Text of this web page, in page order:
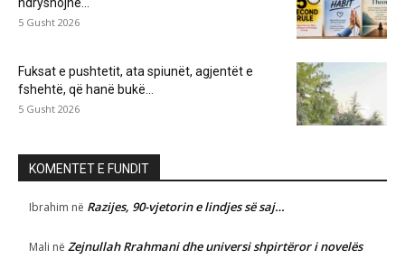
ndryshojnë...
5 Gusht 2026
Fuksat e pushtetit, ata spiunët, agjentët e
fshehtë, që hanë bukë...
5 Gusht 2026
KOMENTET E FUNDIT
Ibrahim në Razijes, 90-vjetorin e lindjes së saj…
Mali në Zejnullah Rrahmani dhe universi shpirtëror i novelës